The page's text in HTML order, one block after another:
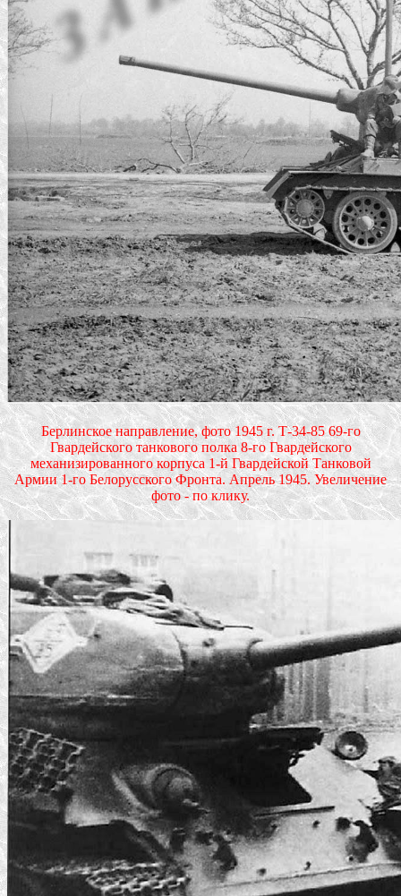
Берлинское направление, фото 1945 г. Т-34-85 69-го
Гвардейского танкового полка 8-го Гвардейского
механизированного корпуса 1-й Гвардейской Танковой
Армии 1-го Белорусского Фронта. Апрель 1945. Увеличение
фото - по клику.